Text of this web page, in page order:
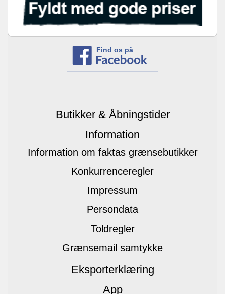
Find os på
Butikker & Åbningstider
Information
Information om faktas grænsebutikker
Konkurrenceregler
Impressum
Persondata
Toldregler
Grænsemail samtykke
Eksporterklæring
App